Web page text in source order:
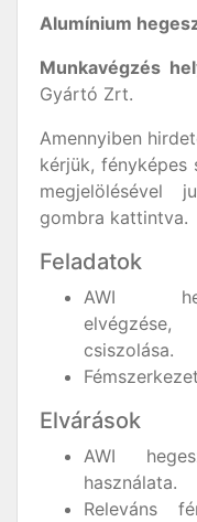
Alumínium
Munkavégzés
Gyártó Zrt.
Amennyiben
kérjük,
gombra kattintva.
Feladatok
AWI
csiszolása.
Elvárások
AWI
használata.
Releváns